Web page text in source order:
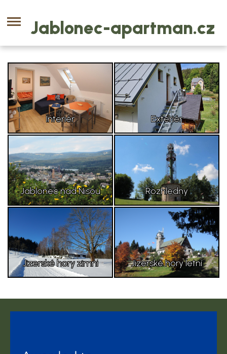
Jablonec-apartman.cz
Interiér Exteriér
6
Jablonec nad Nisou
6
Rozhledny
Jizerské hory zimní
6
Jizerské hory letní
6